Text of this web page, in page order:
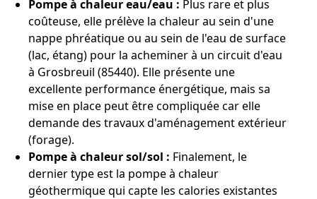
Pompe à chaleur eau/eau : Plus rare et plus
coûteuse, elle prélève la chaleur au sein d'une
nappe phréatique ou au sein de l'eau de surface
(lac, étang) pour la acheminer à un circuit d'eau
à Grosbreuil (85440). Elle présente une
excellente performance énergétique, mais sa
mise en place peut être compliquée car elle
demande des travaux d'aménagement extérieur
(forage).
Pompe à chaleur sol/sol : Finalement, le
dernier type est la pompe à chaleur
géothermique qui capte les calories existantes